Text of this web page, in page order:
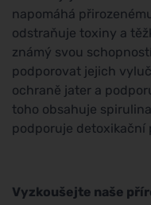
napomáhá
odstraňuje toxiny a
známý svou
podporovat jejich
ochraně jater a
toho obsahuje
podporuje detoxikační
Vyzkoušejte naše